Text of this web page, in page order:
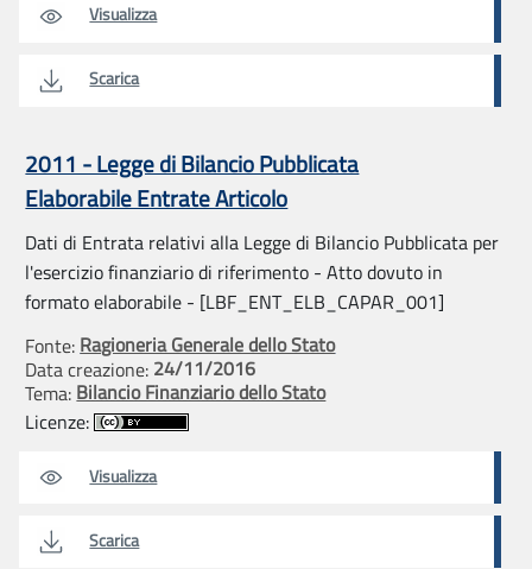
Visualizza
Scarica
2011 - Legge di Bilancio Pubblicata
Elaborabile Entrate Articolo
Dati di Entrata relativi alla Legge di Bilancio Pubblicata per
l'esercizio finanziario di riferimento - Atto dovuto in
formato elaborabile - [LBF_ENT_ELB_CAPAR_001]
Fonte: Ragioneria Generale dello Stato
Data creazione: 24/11/2016
Tema: Bilancio Finanziario dello Stato
Licenze:
Visualizza
Scarica